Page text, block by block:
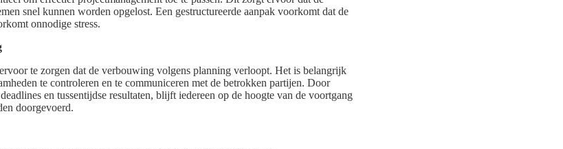
snel kunnen worden opgelost. Een gestructureerde aanpak voorkomt dat de
onnodige stress.
te zorgen dat de verbouwing volgens planning verloopt. Het is belangrijk
te controleren en te communiceren met de betrokken partijen. Door
en tussentijdse resultaten, blijft iedereen op de hoogte van de voortgang
doorgevoerd.